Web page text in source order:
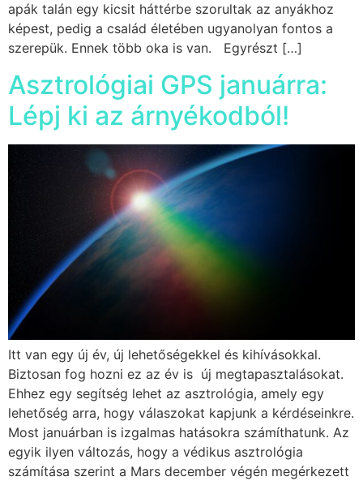
apák talán egy kicsit háttérbe szorultak az anyákhoz
képest, pedig a család életében ugyanolyan fontos a
szerepük. Ennek több oka is van. Egyrészt […]
Asztrológiai GPS januárra:
Lépj ki az árnyékodból!
Itt van egy új év, új lehetőségekkel és kihívásokkal.
Biztosan fog hozni ez az év is új megtapasztalásokat.
Ehhez egy segítség lehet az asztrológia, amely egy
lehetőség arra, hogy válaszokat kapjunk a kérdéseinkre.
Most januárban is izgalmas hatásokra számíthatunk. Az
egyik ilyen változás, hogy a védikus asztrológia
számítása szerint a Mars december végén megérkezett